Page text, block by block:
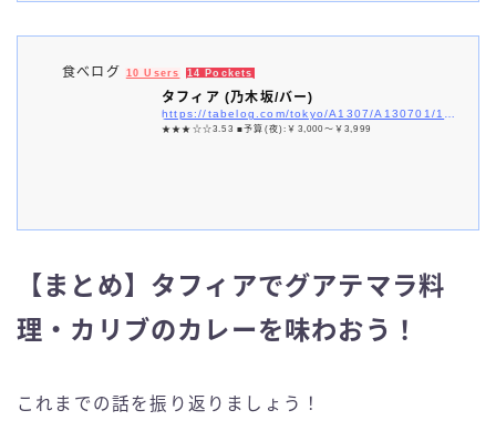
食べログ 10 Users 14 Pockets
タフィア (乃木坂/バー)
https://tabelog.com/tokyo/A1307/A130701/13001300/
★★★☆☆3.53 ■予算(夜):￥3,000～￥3,999
【まとめ】タフィアでグアテマラ料
理・カリブのカレーを味わおう！
これまでの話を振り返りましょう！